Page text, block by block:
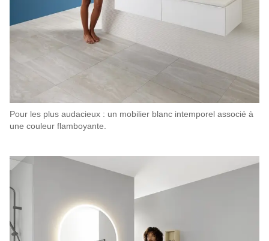
Pour les plus audacieux : un mobilier blanc intemporel associé à
une couleur flamboyante.